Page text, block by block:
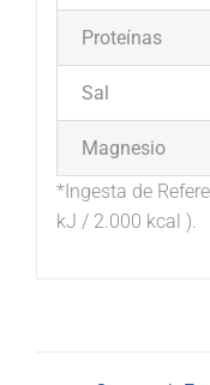
Proteínas
Sal
Magnesio
*Ingesta de
kJ / 2.000 kcal ).